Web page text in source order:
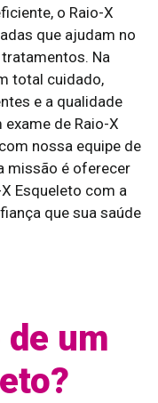
o Raio-X
que ajudam no
Na
total cuidado,
e a qualidade
de Raio-X
nossa equipe de
missão é oferecer
Esqueleto com a
que sua saúde
um